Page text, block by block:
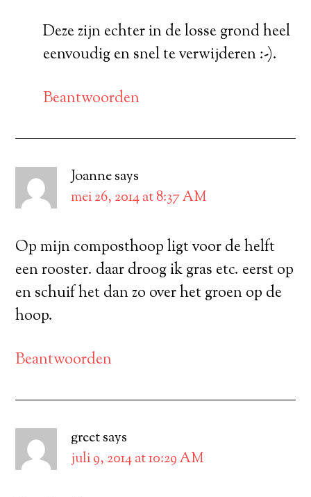
Deze zijn echter in de losse grond heel
eenvoudig en snel te verwijderen :-).
Beantwoorden
Joannesays
mei 26, 2014 at 8:37 AM
Op mijn composthoop ligt voor de helft
een rooster. daar droog ik gras etc. eerst op
en schuif het dan zo over het groen op de
hoop.
Beantwoorden
greetsays
juli 9, 2014 at 10:29 AM